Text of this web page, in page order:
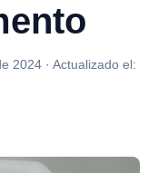
2024 · Actualizado el: